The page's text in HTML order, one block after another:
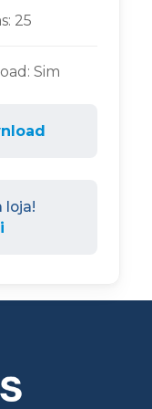
25
Sim
loja!